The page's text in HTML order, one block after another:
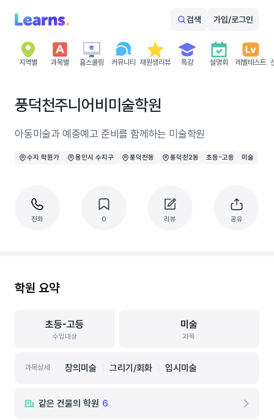
검색 가입/로그인
지역별 과목별 홈스쿨링 커뮤니티 재원생리뷰 특강 설명회 레벨테스트
풍덕천주니어비미술학원
아동미술과 예중예고 준비를 함께하는 미술학원
수지 학원가 용인시 수지구 풍덕천동 풍덕천2동 초등-고등 미술
전화 0 리뷰 공유
학원 요약
초등-고등
수업대상
미술
과목
과목상세 창의미술 그리기/회화 입시미술
같은 건물의 학원 6